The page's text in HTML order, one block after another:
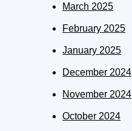
March 2025
February 2025
January 2025
December 2024
November 2024
October 2024